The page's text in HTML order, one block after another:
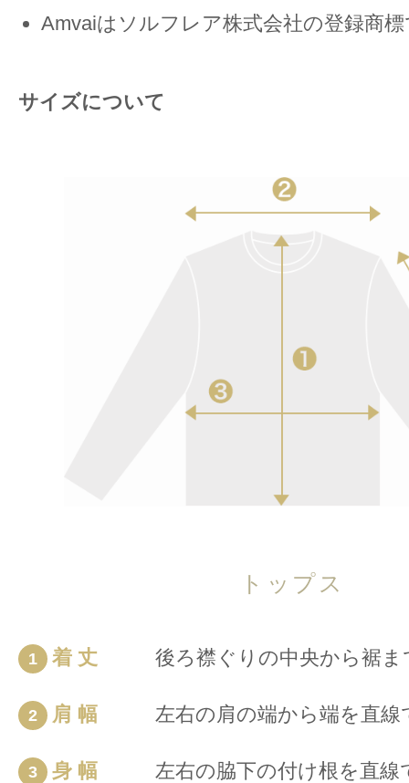
Amvaiはソルフレア株式会社の登録商
サイズについて
トップス
1 着 丈 後ろ襟ぐりの中央から裾ま
2 肩 幅 左右の肩の端から端を直線
3 身 幅 左右の脇下の付け根を直線